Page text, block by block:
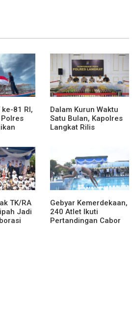
ke-81 RI,
Dalam Kurun Waktu
Satu Bulan, Kapolres
Langkat Rilis
Pidana Kriminal, dan
Kekerasan Seksual
terhadap Anak
TK/RA
Jadi
Gebyar Kemerdekaan,
240 Atlet Ikuti
Pertandingan Cabor